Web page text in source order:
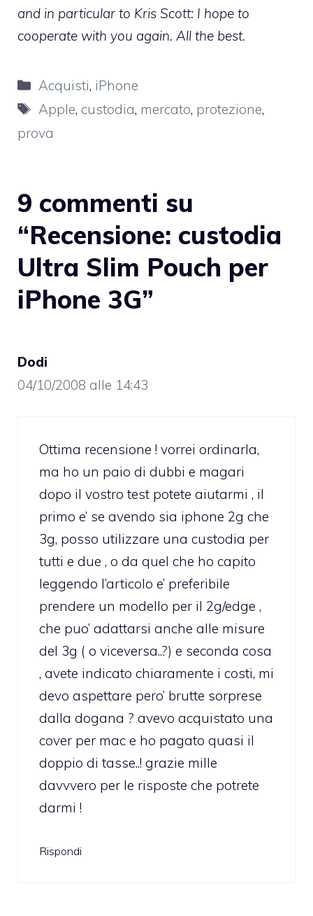
and in particular to Kris Scott: I hope to
cooperate with you again. All the best.
Categorie
Acquisti, iPhone
Tag
Apple, custodia, mercato, protezione,
prova
9 commenti su
“Recensione: custodia
Ultra Slim Pouch per
iPhone 3G”
Dodi
04/10/2008 alle 14:43
Ottima recensione ! vorrei ordinarla,
ma ho un paio di dubbi e magari
dopo il vostro test potete aiutarmi , il
primo e’ se avendo sia iphone 2g che
3g, posso utilizzare una custodia per
tutti e due , o da quel che ho capito
leggendo l’articolo e’ preferibile
prendere un modello per il 2g/edge ,
che puo’ adattarsi anche alle misure
del 3g ( o viceversa..?) e seconda cosa
, avete indicato chiaramente i costi, mi
devo aspettare pero’ brutte sorprese
dalla dogana ? avevo acquistato una
cover per mac e ho pagato quasi il
doppio di tasse..! grazie mille
davvvero per le risposte che potrete
darmi !
Rispondi